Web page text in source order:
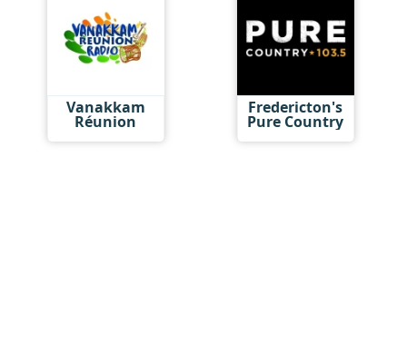
Vanakkam
Réunion
Fredericton's
Pure Country